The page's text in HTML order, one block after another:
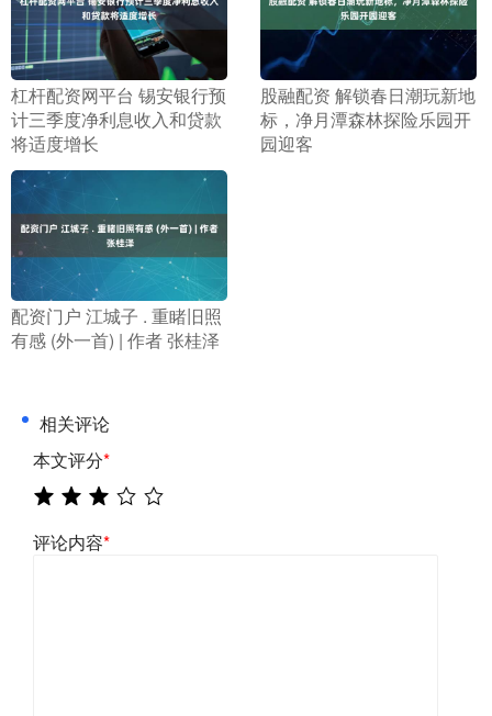
​杠杆配资网平台 锡安银行预
计三季度净利息收入和贷款
将适度增长
​股融配资 解锁春日潮玩新地
标，净月潭森林探险乐园开
园迎客
​配资门户 江城子 . 重睹旧照
有感 (外一首) | 作者 张桂泽
相关评论
本文评分*
评论内容*